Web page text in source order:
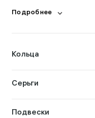
Подробнее
Кольца
Серьги
Подвески